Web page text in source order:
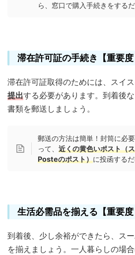
ら、窓口で購入手続きをするだ
滞在許可証の手続き【重要
滞在許可証取得のためには、スイ
提出する必要があります。到着後
書類を郵送しましょう。
郵送の方法は簡単！封筒に必
って、近くの黄色いポスト（
Posteのポスト）に投函するだ
生活必需品を揃える【重要
到着後、少し余裕ができたら、ス
を揃えましょう。一人暮らしの場